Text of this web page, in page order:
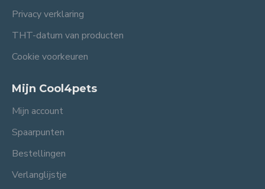
Privacy verklaring
THT-datum van producten
Cookie voorkeuren
Mijn Cool4pets
Mijn account
Spaarpunten
Bestellingen
Verlanglijstje